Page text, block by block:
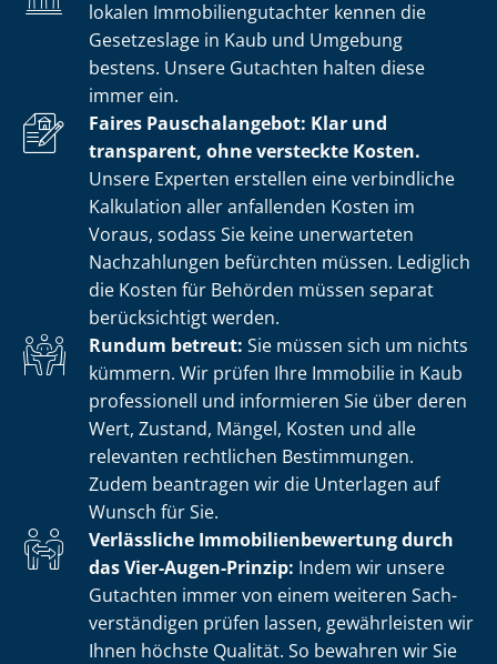
lokalen Im­mo­bi­li­en­gut­ach­ter kennen die
Gesetzeslage in Kaub und Umgebung
bestens. Unsere Gutachten halten diese
immer ein.
Faires Pauschalangebot: Klar und
transparent, ohne versteckte Kosten.
Unsere Experten erstellen eine verbindliche
Kalkulation aller anfallenden Kosten im
Voraus, sodass Sie keine unerwarteten
Nachzahlungen befürchten müssen. Lediglich
die Kosten für Behörden müssen separat
berücksichtigt werden.
Rundum betreut: Sie müssen sich um nichts
kümmern. Wir prüfen Ihre Immobilie in Kaub
professionell und informieren Sie über deren
Wert, Zustand, Mängel, Kosten und alle
relevanten rechtlichen Bestimmungen.
Zudem beantragen wir die Unterlagen auf
Wunsch für Sie.
Verlässliche Im­mo­bi­li­en­be­wer­tung durch
das Vier-Augen-Prinzip: Indem wir unsere
Gutachten immer von einem weiteren Sach­
ver­stän­di­gen prüfen lassen, gewährleisten wir
Ihnen höchste Qualität. So bewahren wir Sie